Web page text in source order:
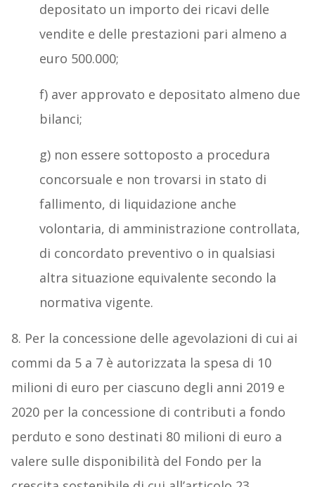
depositato un importo dei ricavi delle
vendite e delle prestazioni pari almeno a
euro 500.000;
f) aver approvato e depositato almeno due
bilanci;
g) non essere sottoposto a procedura
concorsuale e non trovarsi in stato di
fallimento, di liquidazione anche
volontaria, di amministrazione controllata,
di concordato preventivo o in qualsiasi
altra situazione equivalente secondo la
normativa vigente.
8. Per la concessione delle agevolazioni di cui ai
commi da 5 a 7 è autorizzata la spesa di 10
milioni di euro per ciascuno degli anni 2019 e
2020 per la concessione di contributi a fondo
perduto e sono destinati 80 milioni di euro a
valere sulle disponibilità del Fondo per la